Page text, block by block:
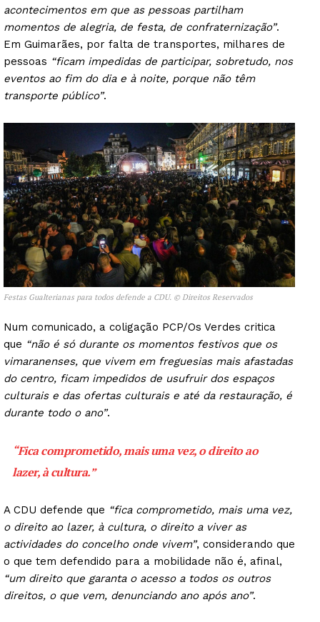
acontecimentos em que as pessoas partilham
momentos de alegria, de festa, de confraternização”.
Em Guimarães, por falta de transportes, milhares de
pessoas “ficam impedidas de participar, sobretudo, nos
eventos ao fim do dia e à noite, porque não têm
transporte público”.
Festas Gualterianas para todos defende a CDU. © Direitos Reservados
Num comunicado, a coligação PCP/Os Verdes critica
que “não é só durante os momentos festivos que os
vimaranenses, que vivem em freguesias mais afastadas
do centro, ficam impedidos de usufruir dos espaços
culturais e das ofertas culturais e até da restauração, é
durante todo o ano”.
“Fica comprometido, mais uma vez, o direito ao
lazer, à cultura.”
A CDU defende que “fica comprometido, mais uma vez,
o direito ao lazer, à cultura, o direito a viver as
actividades do concelho onde vivem”, considerando que
o que tem defendido para a mobilidade não é, afinal,
“um direito que garanta o acesso a todos os outros
direitos, o que vem, denunciando ano após ano”.